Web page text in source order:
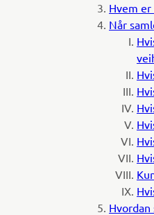
Hvem
Når